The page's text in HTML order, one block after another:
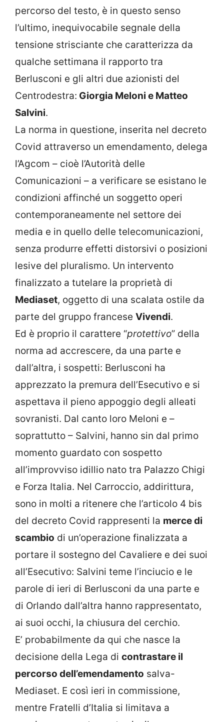
percorso del testo, è in questo senso
l’ultimo, inequivocabile segnale della
tensione strisciante che caratterizza da
qualche settimana il rapporto tra
Berlusconi e gli altri due azionisti del
Centrodestra: Giorgia Meloni e Matteo
Salvini.
La norma in questione, inserita nel decreto
Covid attraverso un emendamento, delega
l’Agcom – cioè l’Autorità delle
Comunicazioni – a verificare se esistano le
condizioni affinché un soggetto operi
contemporaneamente nel settore dei
media e in quello delle telecomunicazioni,
senza produrre effetti distorsivi o posizioni
lesive del pluralismo. Un intervento
finalizzato a tutelare la proprietà di
Mediaset, oggetto di una scalata ostile da
parte del gruppo francese Vivendi.
Ed è proprio il carattere “protettivo” della
norma ad accrescere, da una parte e
dall’altra, i sospetti: Berlusconi ha
apprezzato la premura dell’Esecutivo e si
aspettava il pieno appoggio degli alleati
sovranisti. Dal canto loro Meloni e –
soprattutto – Salvini, hanno sin dal primo
momento guardato con sospetto
all’improvviso idillio nato tra Palazzo Chigi
e Forza Italia. Nel Carroccio, addirittura,
sono in molti a ritenere che l’articolo 4 bis
del decreto Covid rappresenti la merce di
scambio di un’operazione finalizzata a
portare il sostegno del Cavaliere e dei suoi
all’Esecutivo: Salvini teme l’inciucio e le
parole di ieri di Berlusconi da una parte e
di Orlando dall’altra hanno rappresentato,
ai suoi occhi, la chiusura del cerchio.
E’ probabilmente da qui che nasce la
decisione della Lega di contrastare il
percorso dell’emendamento salva-
Mediaset. E così ieri in commissione,
mentre Fratelli d’Italia si limitava a